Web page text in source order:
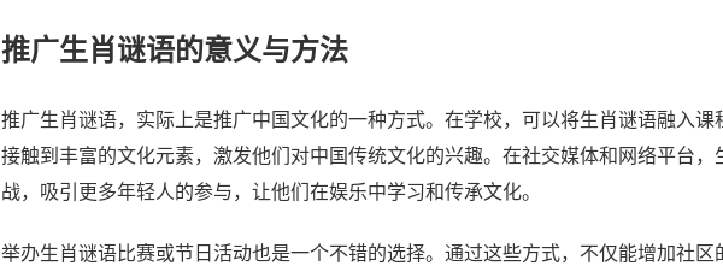
推广生肖谜语的意义与方法
推广生肖谜语，实际上是推广中国文化的一种方式。在学校，可以将生肖谜语融入
接触到丰富的文化元素，激发他们对中国传统文化的兴趣。在社交媒体和网络平台
战，吸引更多年轻人的参与，让他们在娱乐中学习和传承文化。
举办生肖谜语比赛或节日活动也是一个不错的选择。通过这些方式，不仅能增加社